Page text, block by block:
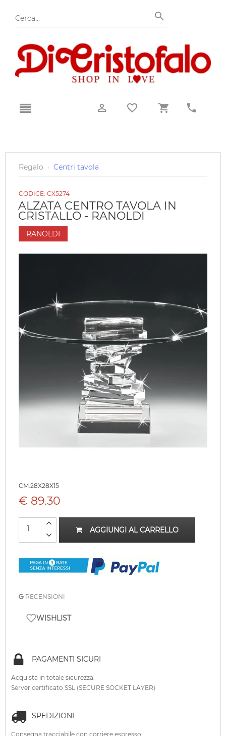
Regalo › Centri tavola
CODICE: CX5274
ALZATA CENTRO TAVOLA IN
CRISTALLO - RANOLDI
RANOLDI
CM.28X28X15
€ 89.30
AGGIUNGI AL CARRELLO
RECENSIONI
WISHLIST
PAGAMENTI SICURI
Acquista in totale sicurezza.
Server certificato SSL (SECURE SOCKET LAYER)
SPEDIZIONI
Consegna tracciabile con corriere espresso.